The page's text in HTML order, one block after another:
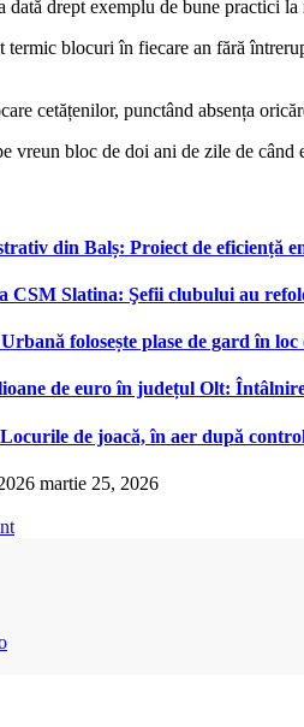
dată drept exemplu de bune practici
termic blocuri în fiecare an fără
cetățenilor, punctând absența
vreun bloc de doi ani de zile de
din Balș: Proiect de eficiență
Slatina: Şefii clubului au
folosește plase de gard în
de euro în județul Olt:
de joacă, în aer după
martie 25, 2026